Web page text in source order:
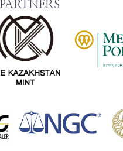
PARTNERS